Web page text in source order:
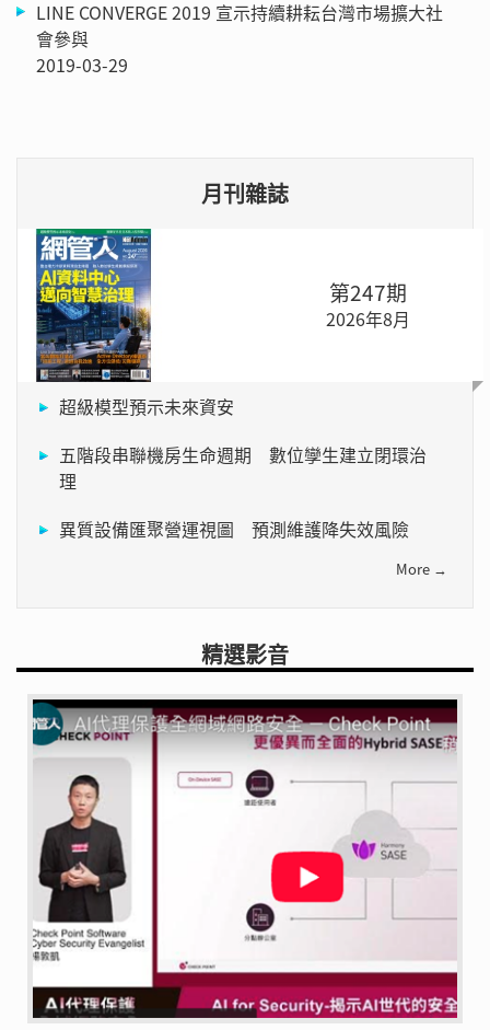
LINE CONVERGE 2019 宣示持續耕耘台灣市場擴大社
會參與
2019-03-29
月刊雜誌
第247期
2026年8月
超級模型預示未來資安
五階段串聯機房生命週期 數位孿生建立閉環治
理
異質設備匯聚營運視圖 預測維護降失效風險
More →
精選影音